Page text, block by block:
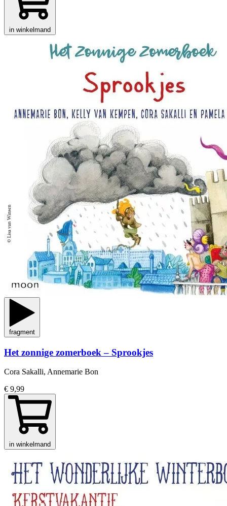
in winkelmand
fragment
Het zonnige zomerboek – Sprookjes
Cora Sakalli, Annemarie Bon
€ 9,99
in winkelmand